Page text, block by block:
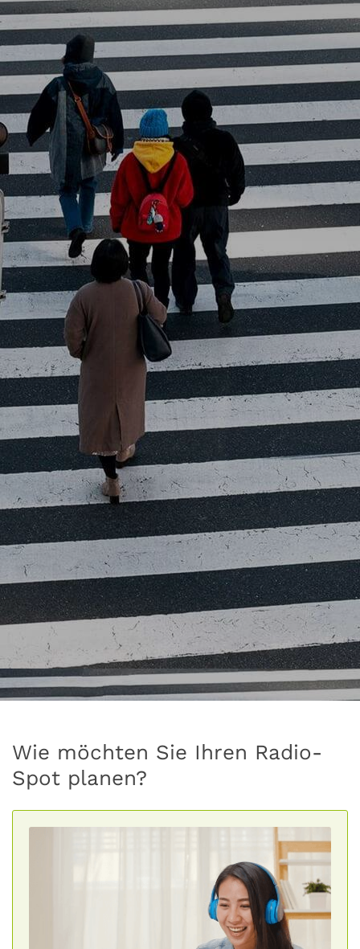
Wie möchten Sie Ihren Radio-
Spot planen?